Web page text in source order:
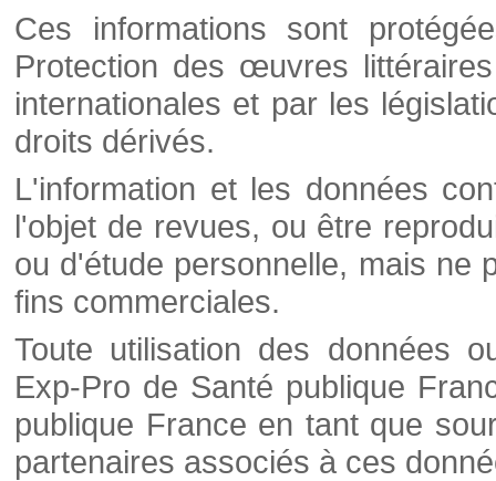
Ces informations sont
Protection des œuvres
internationales et par les
droits dérivés.
L'information et les données
l'objet de revues, ou être
ou d'étude personnelle, mais ne
fins commerciales.
Toute utilisation des données
Exp-Pro de Santé publique
publique France en tant que
partenaires associés à ces